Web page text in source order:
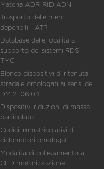
Materia ADR-RID-ADN
Trasporto delle merci
deperibili - ATP
Database delle località a
supporto dei sistemi RDS
TMC
Elenco dispositivi di ritenuta
stradale omologati ai sensi del
DM 21.06.04
Dispositivi riduzioni di massa
particolato
Codici immatricolativi di
ciclomotori omologati
Modalità di collegamento al
CED motorizzazione